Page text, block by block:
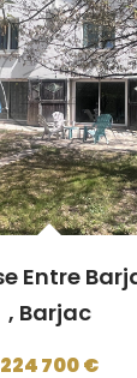
, Barjac
224 700 €